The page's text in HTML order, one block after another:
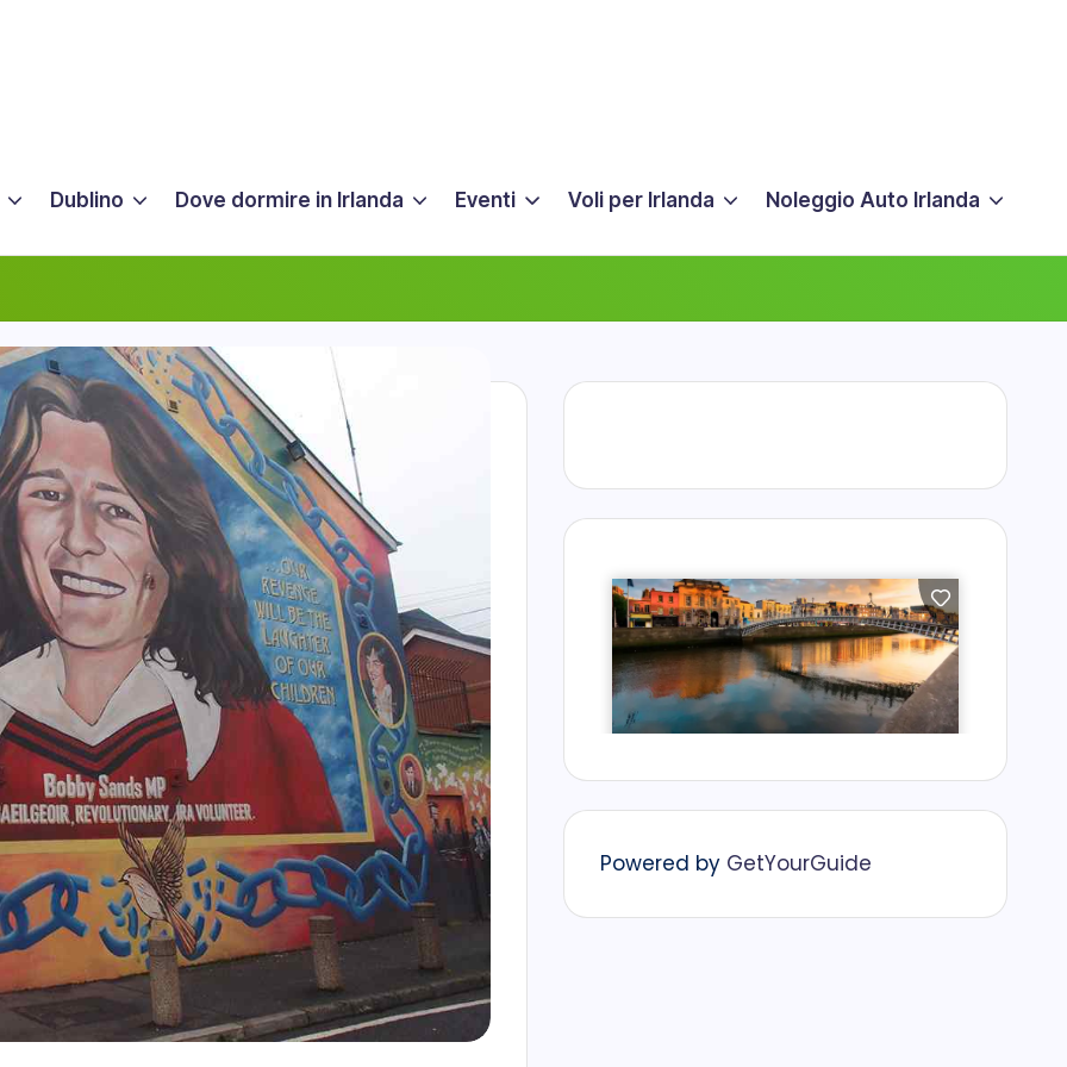
Dublino Dove dormire in Irlanda Eventi Voli per Irlanda Noleggio Auto Irlanda
Powered by GetYourGuide